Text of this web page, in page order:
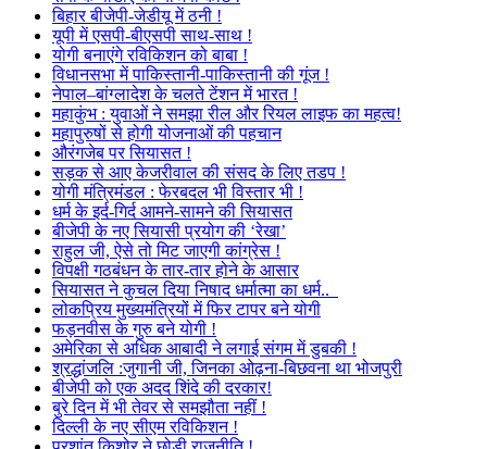
बिहार बीजेपी-जेडीयू में ठनी !
यूपी में एसपी-बीएसपी साथ-साथ !
योगी बनाएंगे रविकिशन को बाबा !
विधानसभा में पाकिस्तानी-पाकिस्तानी की गूंज !
नेपाल–बांग्लादेश के चलते टेंशन में भारत !
महाकुंभ : युवाओं ने समझा रील और रियल लाइफ का महत्व!
महापुरुषों से होगी योजनाओं की पहचान
औरंगजेब पर सियासत !
सड़क से आए केजरीवाल की संसद के लिए तडप !
योगी मंत्रिमंडल : फेरबदल भी विस्तार भी !
धर्म के इर्द-गिर्द आमने-सामने की सियासत
बीजेपी के नए सियासी प्रयोग की ‘रेखा’
राहुल जी, ऐसे तो मिट जाएगी कांग्रेस !
विपक्षी गठबंधन के तार-तार होने के आसार
सियासत ने कुचल दिया निषाद धर्मात्मा का धर्म..
लोकप्रिय मुख्यमंत्रियों में फिर टापर बने योगी
फड़नवीस के गुरु बने योगी !
अमेरिका से अधिक आबादी ने लगाई संगम में डुबकी !
श्रद्धांजलि :जुगानी जी, जिनका ओढ़ना-बिछवना था भोजपुरी
बीजेपी को एक अदद शिंदे की दरकार!
बुरे दिन में भी तेवर से समझौता नहीं !
दिल्ली के नए सीएम रविकिशन !